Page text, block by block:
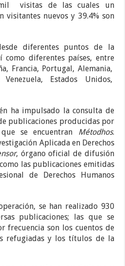
visitas de las cuales un
visitantes nuevos y 39.4% son
diferentes puntos de la
como diferentes países, entre
Francia, Portugal, Alemania,
Estados Unidos,
ha impulsado la consulta de
publicaciones producidas por
se encuentran Métodhos.
Aplicada en Derechos
, órgano oficial de difusión
las publicaciones emitidas
de Derechos Humanos
se han realizado 930
publicaciones; las que se
frecuencia son los cuentos de
refugiadas y los títulos de la